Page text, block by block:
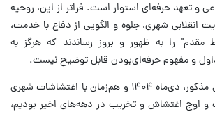
و تعهد حرفه‌ای استوار است. فراتر از این، روحیه
انقلابی شهری، جلوه و الگویی از دفاع با خدمت،
مقدم" را به ظهور و بروز رساندند که هرگز به
و مفهوم حرفه‌ای‌بودن قابل توضیح نیست.
در تداوم رویکرد ارزشی مذکور، دی‌ماه ۱۴۰۴ و هم‌زمان با اغتشاشات شهری
اوج اغتشاش و تخریب در دهه‌های اخیر بودیم،